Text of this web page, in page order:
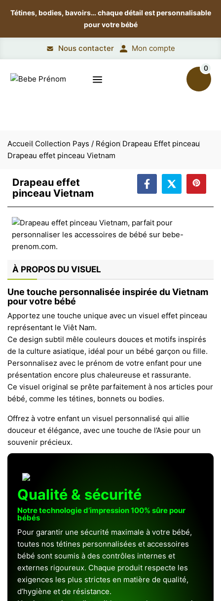
Tétines, bodies, bavoirs…chaque détail est personnalisable
pour votre bébé
Nous contacter Mon compte
0
Accueil Collection Pays / Région Drapeau Effet pinceau
Drapeau effet pinceau Vietnam
Drapeau effet
pinceau Vietnam
À PROPOS DU VISUEL
Une touche personnalisée inspirée du Vietnam
pour votre bébé
Apportez une touche unique avec un visuel effet pinceau
représentant le Viêt Nam.
Ce design subtil mêle couleurs douces et motifs inspirés
de la culture asiatique, idéal pour un bébé garçon ou fille.
Personnalisez avec le prénom de votre enfant pour une
présentation encore plus chaleureuse et rassurante.
Ce visuel original se prête parfaitement à nos articles pour
bébé, comme les tétines, bonnets ou bodies.
Offrez à votre enfant un visuel personnalisé qui allie
douceur et élégance, avec une touche de l’Asie pour un
souvenir précieux.
Qualité & sécurité
Notre technologie d’impression 100% sûre pour
bébés
Pour garantir une sécurité maximale à votre bébé,
toutes nos tétines personnalisées et accessoires
bébé sont soumis à des contrôles internes et
externes rigoureux. Chaque produit respecte les
exigences les plus strictes en matière de qualité,
d’hygiène et de résistance.